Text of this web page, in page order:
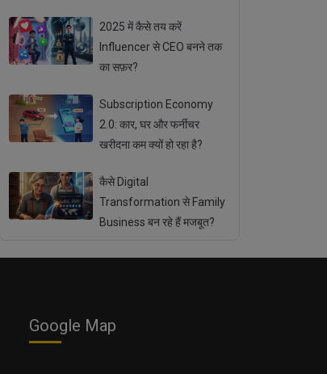
2025 में कैसे तय करें
Influencer से CEO बनने तक
का सफ़र?
Subscription Economy
2.0: कार, घर और फर्नीचर
खरीदना कम क्यों हो रहा है?
कैसे Digital
Transformation से Family
Business बन रहे हैं मजबूत?
Google Map